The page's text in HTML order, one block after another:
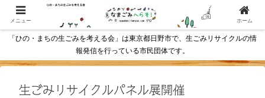
「ひの・まちの生ごみを考える会」は東京都日野市で、生ごみリサイクルの情
報発信を行っている市民団体です。
生ごみリサイクルパネル展開催
メニュー ホーム